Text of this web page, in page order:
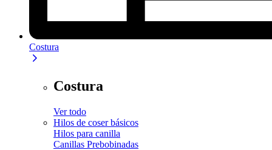
Costura
Costura
Ver todo
Hilos de coser básicos
Hilos para canilla
Canillas Prebobinadas